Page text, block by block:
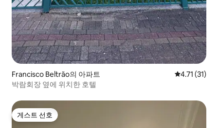
Francisco Beltrão의 아파트 평점 4.71점
4.71 (31)
박람회장 옆에 위치한 호텔
게스트 선호
게스트 선호